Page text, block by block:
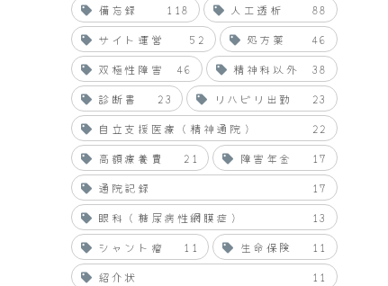
備忘録
118 人工透析
88
サイト運営
52 処方薬
46
双極性障害
46 精神科以外
38
診断書
23 リハビリ出勤
23
自立支援医療（精神通院）
22
高額療養費
21 障害年金
17
通院記録
17
眼科（糖尿病性網膜症）
13
シャント瘤
11 生命保険
11
紹介状
11